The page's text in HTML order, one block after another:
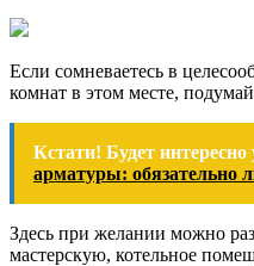
Если сомневаетесь в
комнат в этом месте,
Кстати! Будет интересно
арматуры: обязательно
Здесь при желании можно
мастерскую, котельное